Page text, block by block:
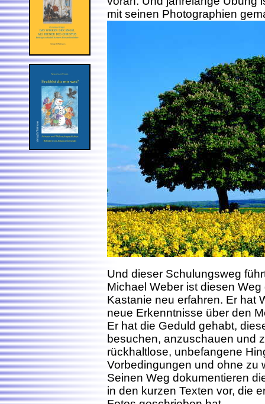
mit seinen Photographien
Und dieser Schulungsweg
Michael Weber ist diesen
Kastanie neu erfahren. Er hat
neue Erkenntnisse über den
Er hat die Geduld gehabt,
besuchen, anzuschauen und
rückhaltlose, unbefangene
Vorbedingungen und ohne
Seinen Weg dokumentieren
in den kurzen Texten vor, die